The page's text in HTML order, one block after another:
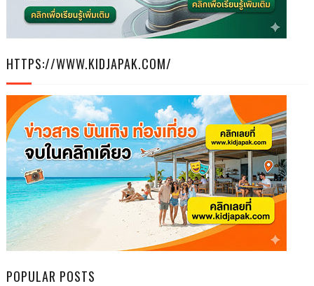
HTTPS://WWW.KIDJAPAK.COM/
POPULAR POSTS